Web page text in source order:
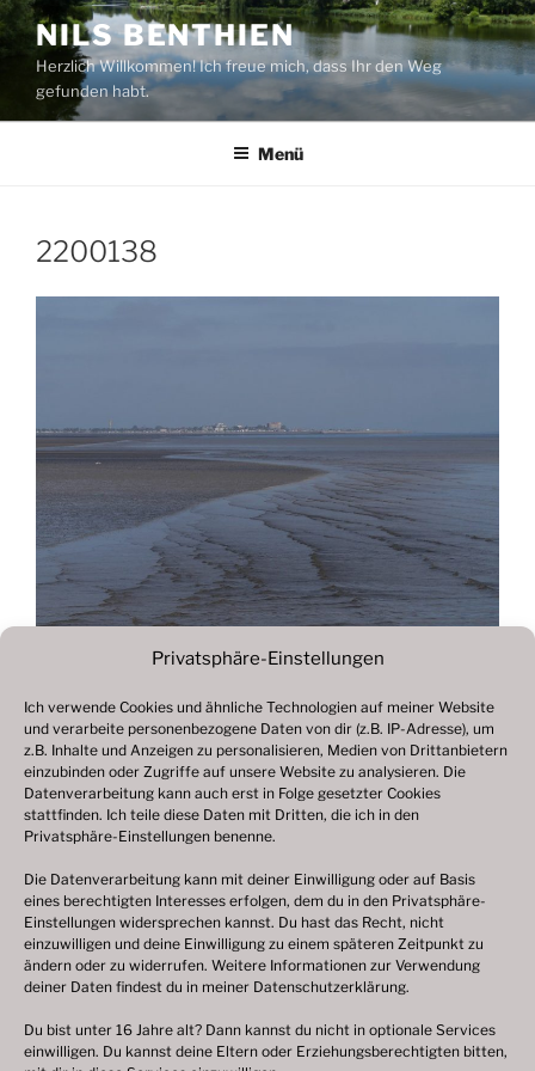
Privatsphäre-Einstellungen
Ich verwende Cookies und ähnliche Technologien auf meiner Website
und verarbeite personenbezogene Daten von dir (z.B. IP-Adresse), um
z.B. Inhalte und Anzeigen zu personalisieren, Medien von Drittanbietern
einzubinden oder Zugriffe auf unsere Website zu analysieren. Die
Datenverarbeitung kann auch erst in Folge gesetzter Cookies
stattfinden. Ich teile diese Daten mit Dritten, die ich in den
Privatsphäre-Einstellungen benenne.
Die Datenverarbeitung kann mit deiner Einwilligung oder auf Basis
eines berechtigten Interesses erfolgen, dem du in den Privatsphäre-
Einstellungen widersprechen kannst. Du hast das Recht, nicht
einzuwilligen und deine Einwilligung zu einem späteren Zeitpunkt zu
ändern oder zu widerrufen. Weitere Informationen zur Verwendung
deiner Daten findest du in meiner Datenschutzerklärung.
Du bist unter 16 Jahre alt? Dann kannst du nicht in optionale Services
einwilligen. Du kannst deine Eltern oder Erziehungsberechtigten bitten,
Zum
Inhalt
springen
NILS BENTHIEN
Herzlich Willkommen! Ich freue mich, dass Ihr den Weg
gefunden habt.
Menü
2200138
Beitragsnavigation
Vorheriger
Beitrag
Fotogalerie 2022
© 2003 – 2025 nilsbenthien.de,Datenschutzerklärung
|Cookie-Richtlinie EU|Impressum